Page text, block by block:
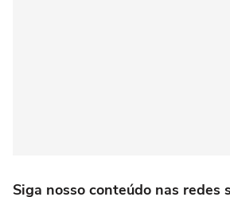
Siga nosso conteúdo nas redes